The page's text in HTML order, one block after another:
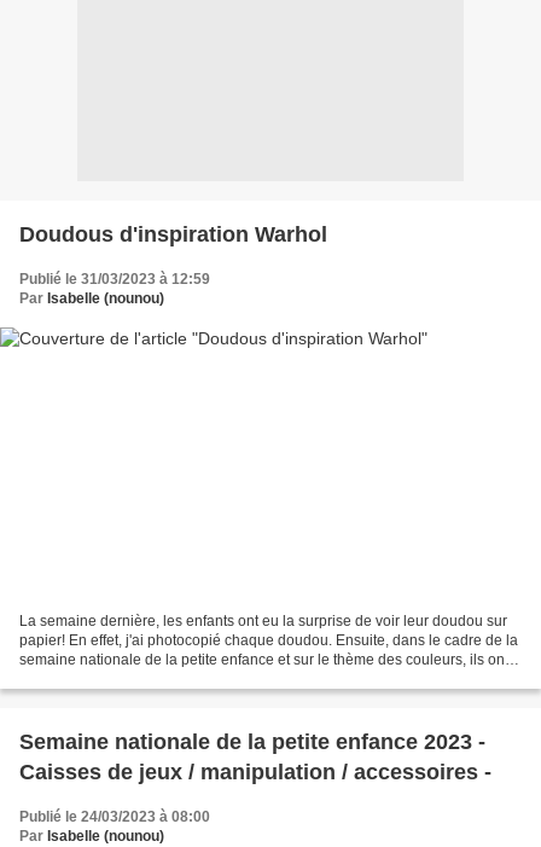
Doudous d'inspiration Warhol
Publié le 31/03/2023 à 12:59
Par Isabelle (nounou)
La semaine dernière, les enfants ont eu la surprise de voir leur doudou sur
papier! En effet, j'ai photocopié chaque doudou. Ensuite, dans le cadre de la
semaine nationale de la petite enfance et sur le thème des couleurs, ils ont
Semaine nationale de la petite enfance 2023 -
Caisses de jeux / manipulation / accessoires -
Publié le 24/03/2023 à 08:00
Par Isabelle (nounou)